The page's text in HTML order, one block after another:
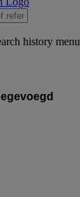
history menu